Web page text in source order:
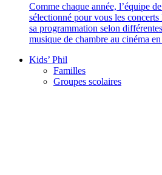
Comme chaque année, l’équipe
sélectionné pour vous les
sa programmation selon
musique de chambre au cinéma
Kids’ Phil
Familles
Groupes scolaires